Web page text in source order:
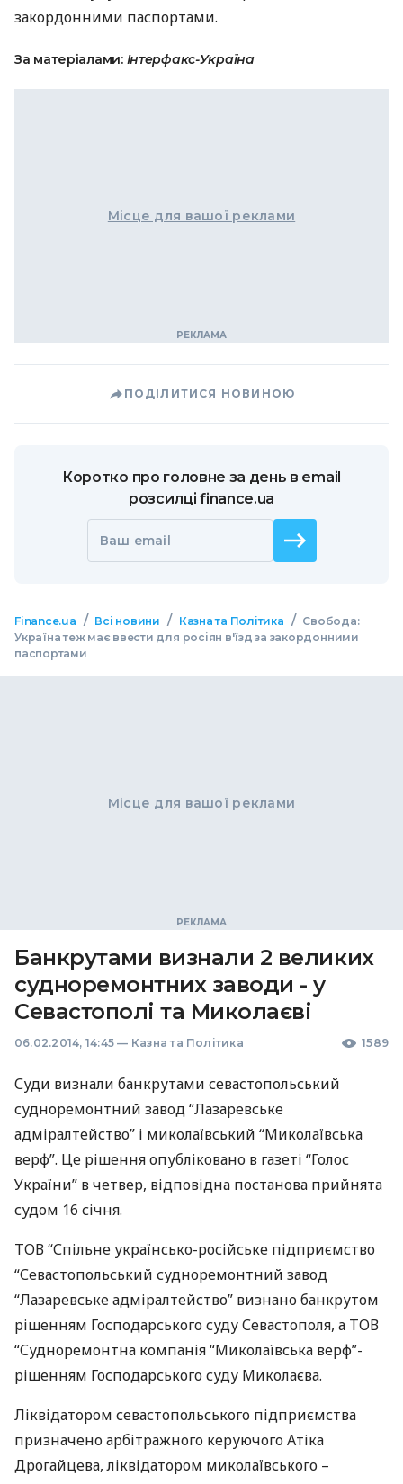
закордонними паспортами.
За матеріалами: Інтерфакс-Україна
Місце для вашої реклами
ПОДІЛИТИСЯ НОВИНОЮ
Коротко про головне за день в email
розсилці finance.ua
Ваш email
Finance.ua / Всі новини / Казна та Політика / Свобода:
Україна теж має ввести для росіян в'їзд за закордонними
паспортами
Місце для вашої реклами
Банкрутами визнали 2 великих
судноремонтних заводи - у
Севастополі та Миколаєві
06.02.2014, 14:45 — Казна та Політика 1589
Суди визнали банкрутами севастопольський
судноремонтний завод “Лазаревське
адміралтейство” і миколаївський “Миколаївська
верф”. Це рішення опубліковано в газеті “Голос
України” в четвер, відповідна постанова прийнята
судом 16 січня.
ТОВ“Спільне українсько-російське підприємство
“Севастопольський судноремонтний завод
“Лазаревське адміралтейство” визнано банкрутом
рішенням Господарського суду Севастополя, а ТОВ
“Судноремонтна компанія “Миколаївська верф”-
рішенням Господарського суду Миколаєва.
Ліквідатором севастопольського підприємства
призначено арбітражного керуючого Атіка
Дрогайцева, ліквідатором миколаївського –